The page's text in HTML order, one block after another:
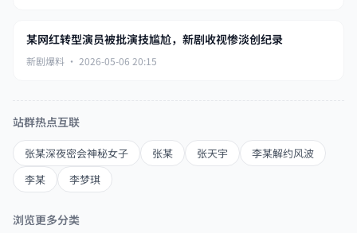
某网红转型演员被批演技尴尬，新剧收视惨淡创纪录
新剧爆料 · 2026-05-06 20:15
站群热点互联
张某深夜密会神秘女子 张某 张天宇
李某解约风波
李某
李梦琪
浏览更多分类